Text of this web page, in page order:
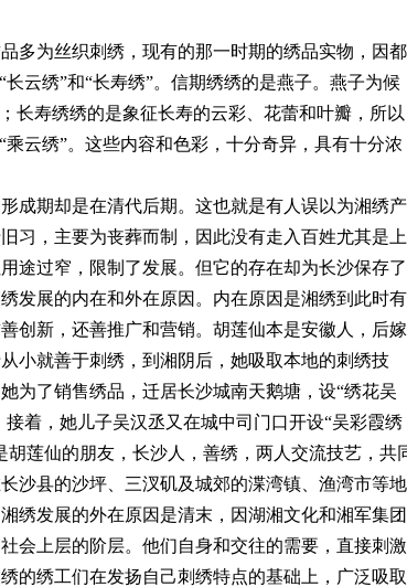
多为丝织刺绣，现有的那一时期的绣品实物，因都
云绣”和“长寿绣”。信期绣绣的是燕子。燕子为候
长寿绣绣的是象征长寿的云彩、花蕾和叶瓣，所以
云绣”。这些内容和色彩，十分奇异，具有十分浓
成期却是在清代后期。这也就是有人误以为湘绣产
习，主要为丧葬而制，因此没有走入百姓尤其是上
途过窄，限制了发展。但它的存在却为长沙保存了
发展的内在和外在原因。内在原因是湘绣到此时有
创新，还善推广和营销。胡莲仙本是安徽人，后嫁
小就善于刺绣，到湘阴后，她吸取本地的刺绣技
为了销售绣品，迁居长沙城南天鹅塘，设“绣花吴
着，她儿子吴汉丞又在城中司门口开设“吴彩霞绣
莲仙的朋友，长沙人，善绣，两人交流技艺，共
沙县的沙坪、三汊矶及城郊的渫湾镇、渔湾市等地
绣发展的外在原因是清末，因湖湘文化和湘军集团
会上层的阶层。他们自身和交往的需要，直接刺激
的绣工们在发扬自己刺绣特点的基础上，广泛吸取